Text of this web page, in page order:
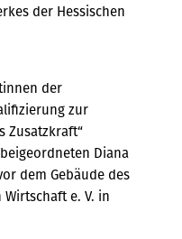
der Hessischen
der
zur
Zusatzkraft“
Diana
dem Gebäude des
e. V. in